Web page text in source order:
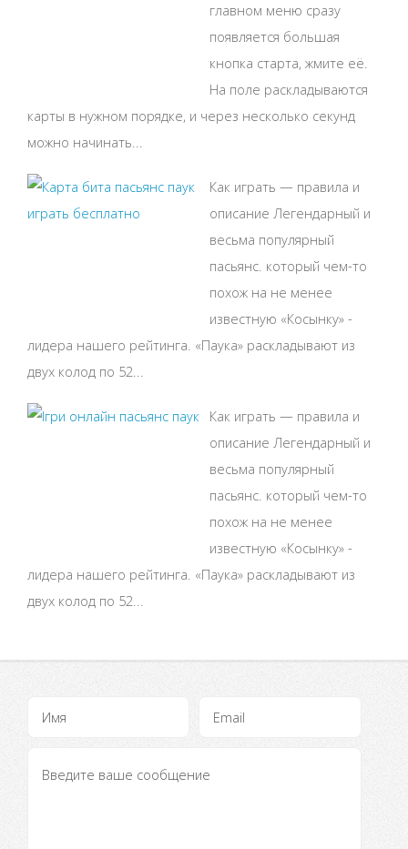
главном меню сразу
появляется большая
кнопка старта, жмите её.
На поле раскладываются
карты в нужном порядке, и через несколько секунд
можно начинать...
Как играть — правила и
описание Легендарный и
весьма популярный
пасьянс. который чем-то
похож на не менее
известную «Косынку» -
лидера нашего рейтинга. «Паука» раскладывают из
двух колод по 52...
Как играть — правила и
описание Легендарный и
весьма популярный
пасьянс. который чем-то
похож на не менее
известную «Косынку» -
лидера нашего рейтинга. «Паука» раскладывают из
двух колод по 52...